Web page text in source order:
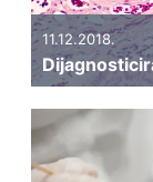
11.12.2018.